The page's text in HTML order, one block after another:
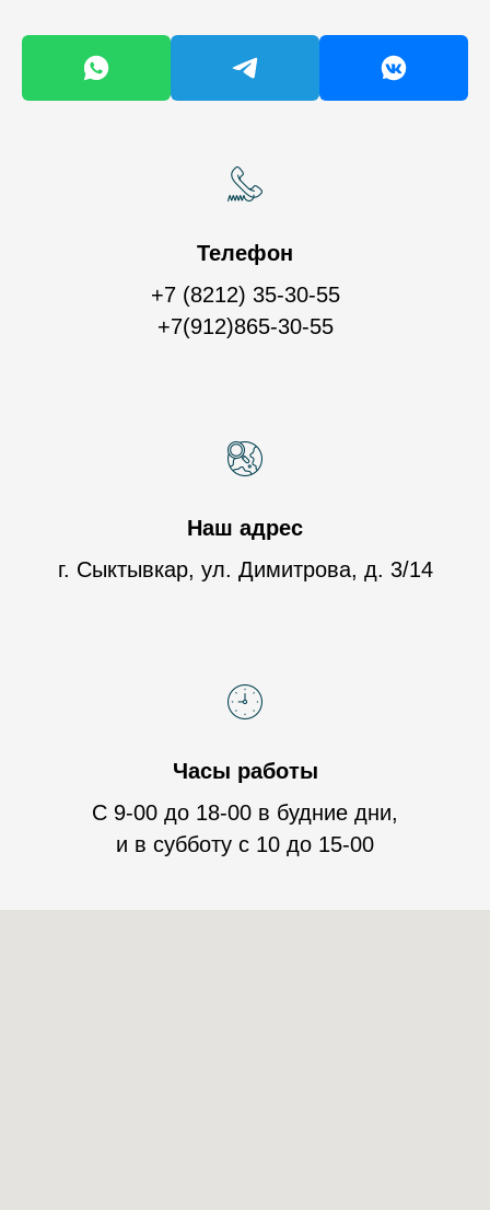
Телефон
+7 (8212) 35-30-55
+7(912)865-30-55
Наш адрес
г. Сыктывкар, ул. Димитрова, д. 3/14
Часы работы
С 9-00 до 18-00 в будние дни,
и в субботу с 10 до 15-00